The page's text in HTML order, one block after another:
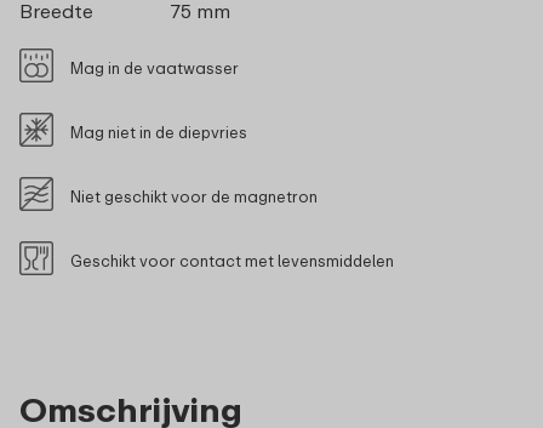
Omschrijving
Breedte
75 mm
Mag in de vaatwasser
Mag niet in de diepvries
Niet geschikt voor de magnetron
Geschikt voor contact met levensmiddelen